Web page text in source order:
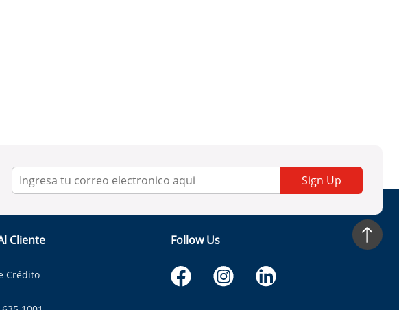
Sign Up
Cliente
Crédito
Follow Us